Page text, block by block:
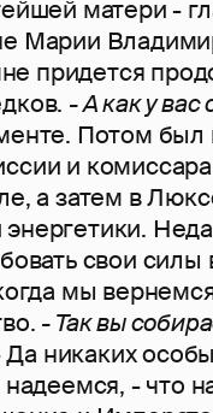
матери -
Марии
придется
- А как у вас
Потом
и
а затем в
свои
мы
- Так вы
Да никаких
- что